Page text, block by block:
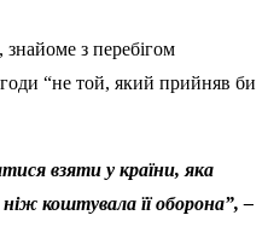
з перебігом
“не той, який прийняв би
взяти у країни, яка
коштувала її оборона”, –